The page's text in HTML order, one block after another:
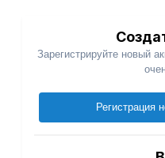
Зарегистрируйте новый
Регистрация